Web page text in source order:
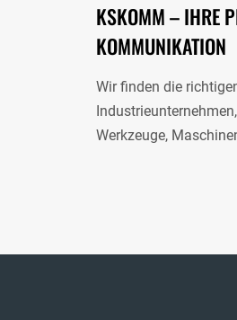
KSKOMM – IHRE
KOMMUNIKATION
Wir finden die
Werkzeuge,